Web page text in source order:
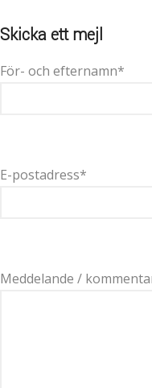
Skicka ett mejl
För- och efternamn*
E-postadress*
Meddelande /